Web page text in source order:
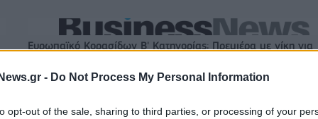
- Do Not Process My Personal Information
opt-out of the sale, sharing to third parties, or processing of your
Ευρωπαϊκό Κορασίδων Β' Κατηγορίας: Πρεμιέρα με νίκη για
στο α' εξάμηνο,
Χρηματοδότηση 8 εκατ. ευρώ σε 843